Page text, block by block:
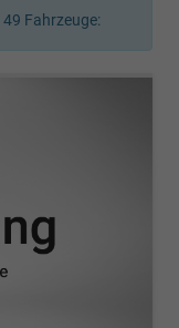
49 Fahrzeuge: